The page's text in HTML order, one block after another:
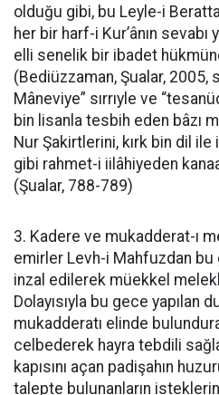
olduğu gibi, bu Leyle-i
her bir harf-i Kur’ânın
elli senelik bir ibadet
(Bediüzzaman, Şualar, 2005,
Mâneviye” sırrıyle ve
bin lisanla tesbih eden bâzı
Nur Şakirtlerini, kırk bin dil
gibi rahmet-i iilâhiyeden
(Şualar, 788-789)
3. Kadere ve mukadderat-ı
emirler Levh-i Mahfuzdan bu
inzal edilerek müekkel
Dolayısıyla bu gece yapılan
mukadderatı elinde
celbederek hayra tebdili
kapısını açan padişahın
talepte bulunanların